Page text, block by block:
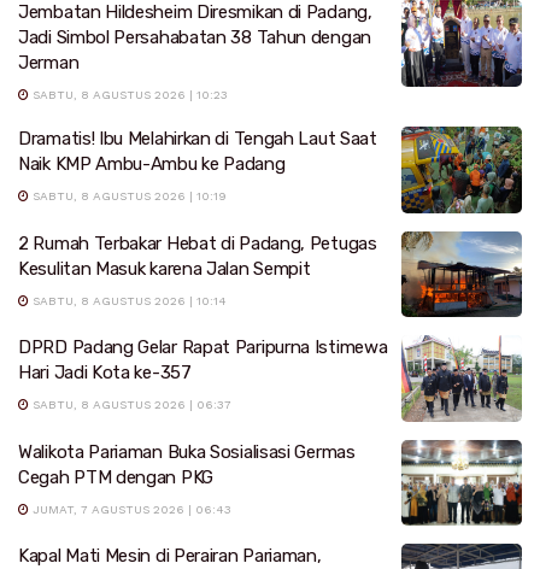
Jembatan Hildesheim Diresmikan di Padang,
Jadi Simbol Persahabatan 38 Tahun dengan
Jerman
SABTU, 8 AGUSTUS 2026 | 10:23
Dramatis! Ibu Melahirkan di Tengah Laut Saat
Naik KMP Ambu-Ambu ke Padang
SABTU, 8 AGUSTUS 2026 | 10:19
2 Rumah Terbakar Hebat di Padang, Petugas
Kesulitan Masuk karena Jalan Sempit
SABTU, 8 AGUSTUS 2026 | 10:14
DPRD Padang Gelar Rapat Paripurna Istimewa
Hari Jadi Kota ke-357
SABTU, 8 AGUSTUS 2026 | 06:37
Walikota Pariaman Buka Sosialisasi Germas
Cegah PTM dengan PKG
JUMAT, 7 AGUSTUS 2026 | 06:43
Kapal Mati Mesin di Perairan Pariaman,